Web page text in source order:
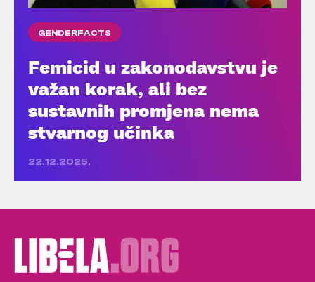
GENDERFACTS
Femicid u zakonodavstvu je
važan korak, ali bez
sustavnih promjena nema
stvarnog učinka
22.12.2025.